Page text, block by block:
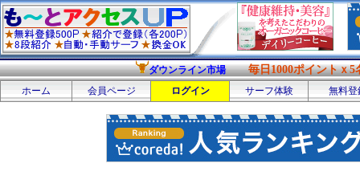
ダウンライン市場 毎日1000ポイントｘ5
ホーム 会員ページ ログイン サーフ体験 無料登